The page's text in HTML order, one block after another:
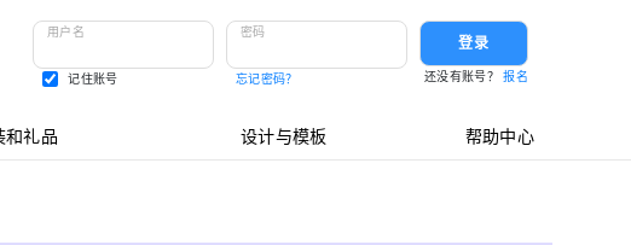
用户名
记住账号
密码
忘记密码？
登录
还没有账号？报名
和礼品 设计与模板 帮助中心